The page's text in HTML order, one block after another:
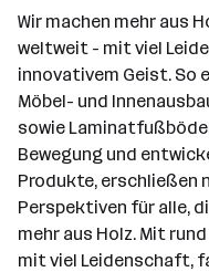
Wir machen mehr aus
weltweit - mit viel
innovativem Geist. So
Möbel- und
sowie
Bewegung und
Produkte, erschließen
Perspektiven für alle,
mehr aus Holz. Mit
mit viel Leidenschaft,